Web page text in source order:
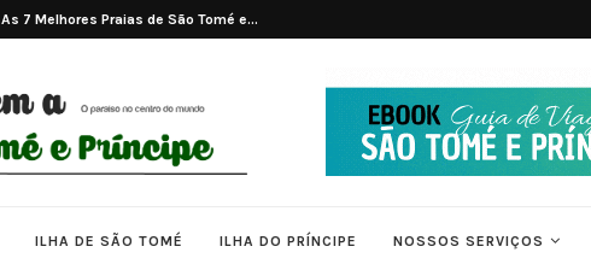
Tradições e Ritmos de São Tomé e Príncipe
ILHA DE SÃO TOMÉ ILHA DO PRÍNCIPE NOSSOS SERVIÇOS